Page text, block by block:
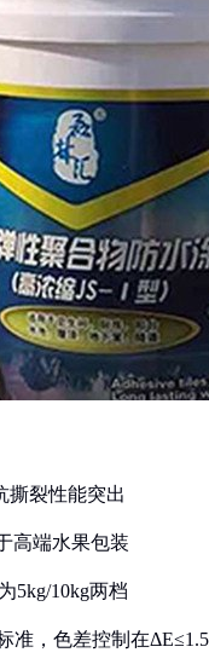
撕裂性能突出
高端水果包装
5kg/10kg两档
准，色差控制在ΔE≤1.5